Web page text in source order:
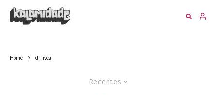
Home dj livea
Recentes